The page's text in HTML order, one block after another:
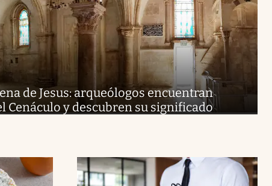
de Jesus: arqueólogos encuentran
Cenáculo y descubren su significado